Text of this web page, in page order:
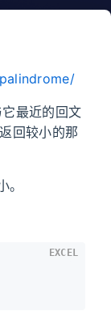
最近的回文
回较小的那
EXCEL